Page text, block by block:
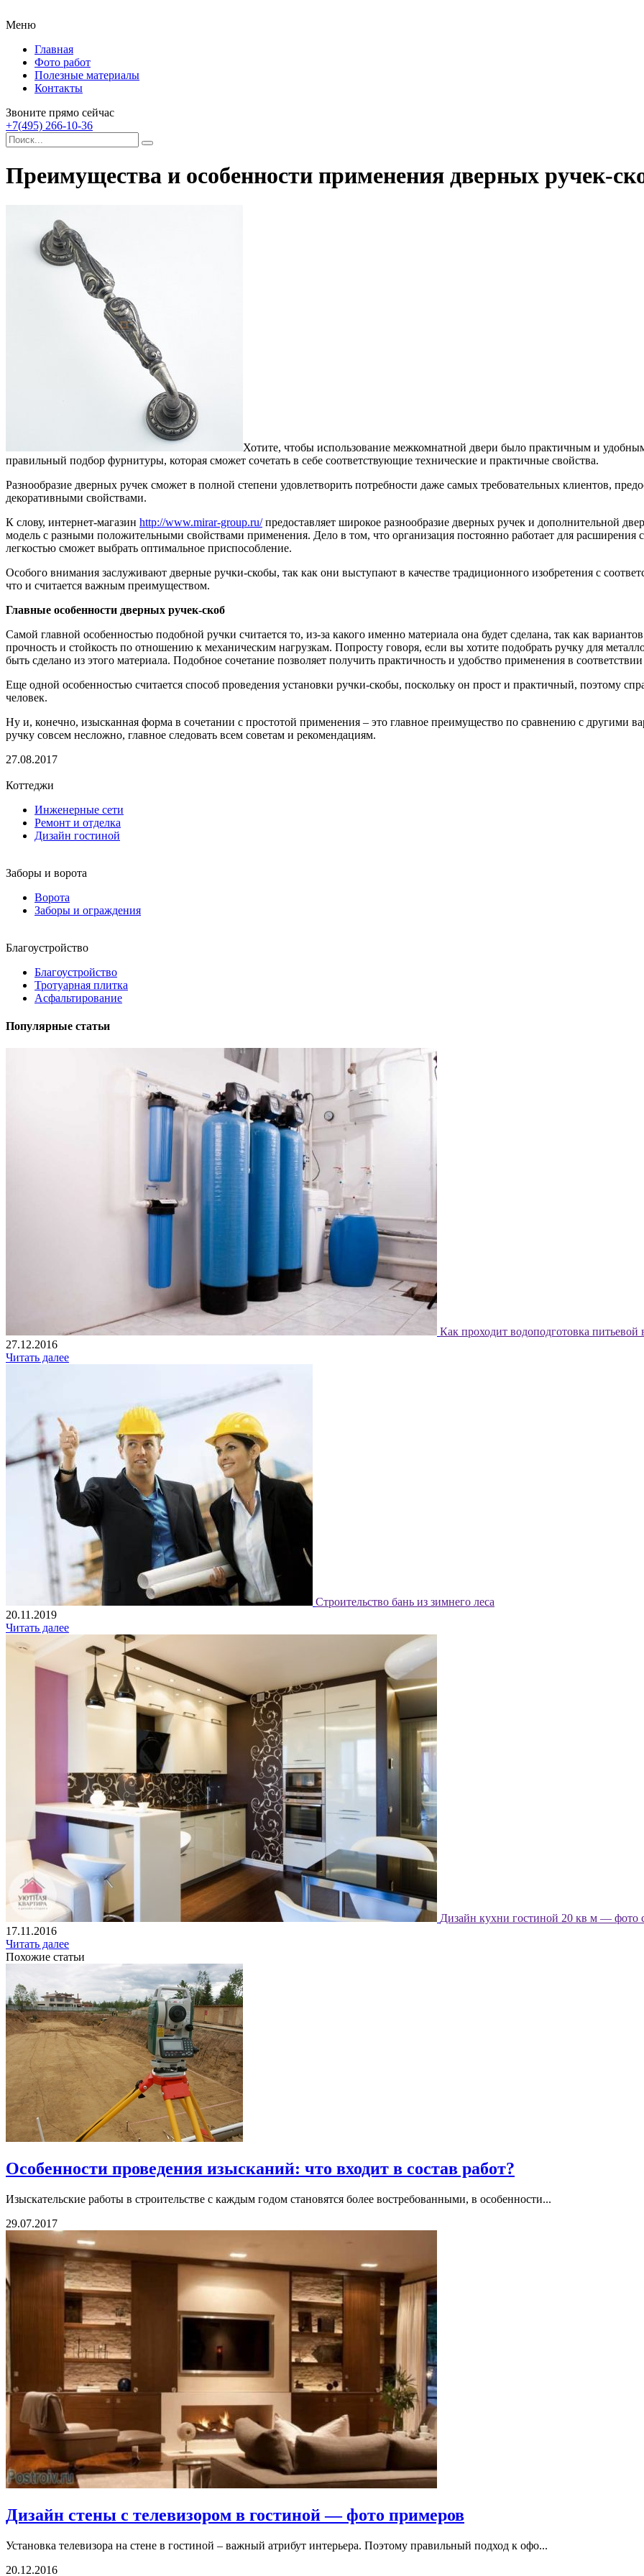
Меню
Главная
Фото работ
Полезные материалы
Контакты
Звоните прямо сейчас
+7(495) 266-10-36
Преимущества и особенности применения дверных ручек-
Хотите, чтобы использование межкомнатной двери было практичным и
правильный подбор фурнитуры, которая сможет сочетать в себе соответствующие технические и практичные свойства.
Разнообразие дверных ручек сможет в полной степени удовлетворить потребности даже самых требовательных клиентов,
декоративными свойствами.
К слову, интернет-магазин http://www.mirar-group.ru/предоставляет широкое разнообразие дверных ручек и дополнительной
модель с разными положительными свойствами применения. Дело в том, что организация постоянно работает для расширения
легкостью сможет выбрать оптимальное приспособление.
Особого внимания заслуживают дверные ручки-скобы, так как они выступают в качестве традиционного изобретения с
что и считается важным преимуществом.
Главные особенности дверных ручек-скоб
Самой главной особенностью подобной ручки считается то, из-за какого именно материала она будет сделана, так как
прочность и стойкость по отношению к механическим нагрузкам. Попросту говоря, если вы хотите подобрать ручку для
быть сделано из этого материала. Подобное сочетание позволяет получить практичность и удобство применения в
Еще одной особенностью считается способ проведения установки ручки-скобы, поскольку он прост и практичный, поэтому
человек.
Ну и, конечно, изысканная форма в сочетании с простотой применения – это главное преимущество по сравнению с другими
ручку совсем несложно, главное следовать всем советам и рекомендациям.
27.08.2017
Коттеджи
Инженерные сети
Ремонт и отделка
Дизайн гостиной
Заборы и ворота
Ворота
Заборы и ограждения
Благоустройство
Благоустройство
Тротуарная плитка
Асфальтирование
Популярные статьи
Как проходит водоподготовка питьевой
27.12.2016
Читать далее
Строительство бань из зимнего леса
20.11.2019
Читать далее
Дизайн кухни гостиной 20 кв м — фото
17.11.2016
Читать далее
Похожие статьи
Особенности проведения изысканий: что входит в состав работ?
Изыскательские работы в строительстве с каждым годом становятся более востребованными, в особенности...
29.07.2017
Дизайн стены с телевизором в гостиной — фото примеров
Установка телевизора на стене в гостиной – важный атрибут интерьера. Поэтому правильный подход к офо...
20.12.2016